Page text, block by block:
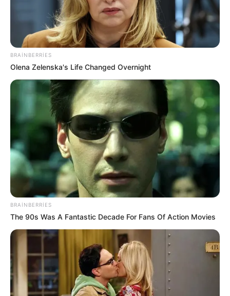
Digər xəbərlər
14:59 / 06 Avqust 2026 HÜQUQ
İşçini ərizə yazmağa məcbur etmək
olarmı? –
Hüquqşünas açıqladı
9
BRAINBERRIES
Olena Zelenska's Life Changed Overnight
BRAINBERRIES
The 90s Was A Fantastic Decade For Fans Of Action Movies